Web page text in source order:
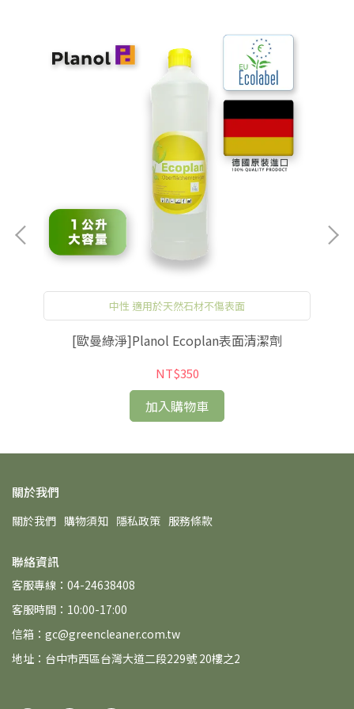
中性 適用於天然石材不傷表面
[歐曼綠淨]Planol Ecoplan表面清潔劑
NT$350
加入購物車
關於我們
關於我們 購物須知 隱私政策 服務條款
聯絡資訊
客服專線：04-24638408
客服時間：10:00-17:00
信箱：gc@greencleaner.com.tw
地址：台中市西區台灣大道二段229號 20樓之2